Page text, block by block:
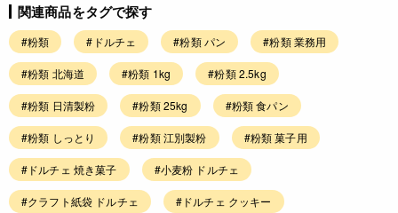
関連商品をタグで探す
#粉類 #ドルチェ #粉類 パン #粉類 業務用
#粉類 北海道 #粉類 1kg #粉類 2.5kg
#粉類 日清製粉 #粉類 25kg #粉類 食パン
#粉類 しっとり #粉類 江別製粉 #粉類 菓子用
#ドルチェ 焼き菓子 #小麦粉 ドルチェ
#クラフト紙袋 ドルチェ #ドルチェ クッキー